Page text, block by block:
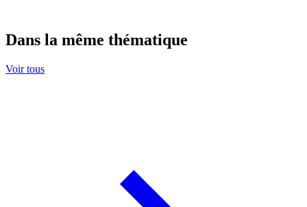
Dans la même thématique
Voir tous